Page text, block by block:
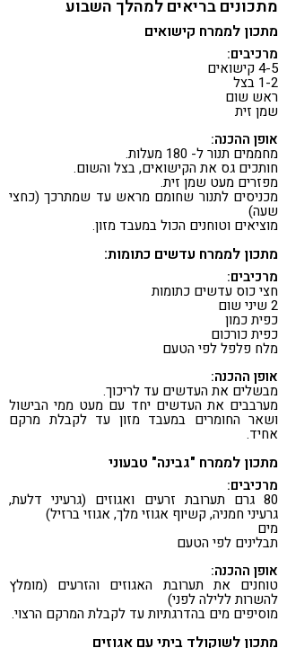
מתכונים בריאים למהלך השבוע
מתכון לממרח קישואים
מרכיבים:
4-5 קישואים
1-2 בצל
ראש שום
שמן זית
אופן ההכנה:
מחממים תנור ל- 180 מעלות.
חותכים גס את הקישואים, בצל והשום.
מפזרים מעט שמן זית.
מכניסים לתנור שחומם מראש עד שמתרכך (כחצי
שעה)
מוציאים וטוחנים הכול במעבד מזון.
מתכון לממרח עדשים כתומות:
מרכיבים:
חצי כוס עדשים כתומות
2 שיני שום
כפית כמון
כפית כורכום
מלח פלפל לפי הטעם
אופן ההכנה:
מבשלים את העדשים עד לריכוך.
מערבבים את העדשים יחד עם מעט ממי הבישול
ושאר החומרים במעבד מזון עד לקבלת מרקם
אחיד.
מתכון לממרח "גבינה" טבעוני
מרכיבים:
80 גרם תערובת זרעים ואגוזים (גרעיני דלעת,
גרעיני חמניה, קשיוף אגוזי מלך, אגוזי ברזיל)
מים
תבלינים לפי הטעם
אופן ההכנה:
טוחנים את תערובת האגוזים והזרעים (מומלץ
להשרות ללילה לפני)
מוסיפים מים בהדרגתיות עד לקבלת המרקם הרצוי.
מתכון לשוקולד ביתי עם אגוזים